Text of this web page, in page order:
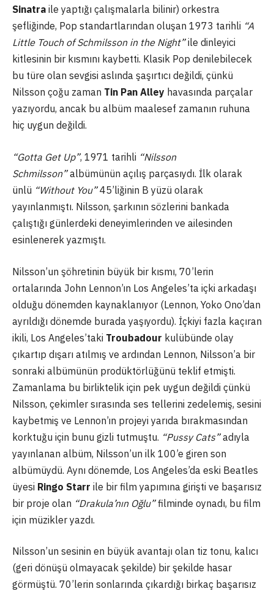
Sinatra ile yaptığı çalışmalarla bilinir) orkestra
şefliğinde, Pop standartlarından oluşan 1973 tarihli “A
Little Touch of Schmilsson in the Night”ile dinleyici
kitlesinin bir kısmını kaybetti. Klasik Pop denilebilecek
bu türe olan sevgisi aslında şaşırtıcı değildi, çünkü
Nilsson çoğu zaman Tin Pan Alley havasında parçalar
yazıyordu, ancak bu albüm maalesef zamanın ruhuna
hiç uygun değildi.
“Gotta Get Up”, 1971 tarihli “Nilsson
Schmilsson”albümünün açılış parçasıydı. İlk olarak
ünlü “Without You”45’liğinin B yüzü olarak
yayınlanmıştı. Nilsson, şarkının sözlerini bankada
çalıştığı günlerdeki deneyimlerinden ve ailesinden
esinlenerek yazmıştı.
Nilsson’un şöhretinin büyük bir kısmı, 70’lerin
ortalarında John Lennon’ın Los Angeles’ta içki arkadaşı
olduğu dönemden kaynaklanıyor (Lennon, Yoko Ono’dan
ayrıldığı dönemde burada yaşıyordu). İçkiyi fazla kaçıran
ikili, Los Angeles’taki Troubadour kulübünde olay
çıkartıp dışarı atılmış ve ardından Lennon, Nilsson’a bir
sonraki albümünün prodüktörlüğünü teklif etmişti.
Zamanlama bu birliktelik için pek uygun değildi çünkü
Nilsson, çekimler sırasında ses tellerini zedelemiş, sesini
kaybetmiş ve Lennon’ın projeyi yarıda bırakmasından
korktuğu için bunu gizli tutmuştu. “Pussy Cats”adıyla
yayınlanan albüm, Nilsson’un ilk 100’e giren son
albümüydü. Aynı dönemde, Los Angeles’da eski Beatles
üyesi Ringo Starr ile bir film yapımına girişti ve başarısız
bir proje olan “Drakula’nın Oğlu”filminde oynadı, bu film
için müzikler yazdı.
Nilsson’un sesinin en büyük avantajı olan tiz tonu, kalıcı
(geri dönüşü olmayacak şekilde) bir şekilde hasar
görmüştü. 70’lerin sonlarında çıkardığı birkaç başarısız